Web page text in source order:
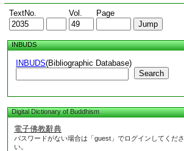
TextNo. Vol. Page
INBUDS
INBUDS(Bibliographic Database)
Search
Digital Dictionary of Buddhism
電子佛教辭典
パスワードがない場合は「guest」でログインしてくださ
い。